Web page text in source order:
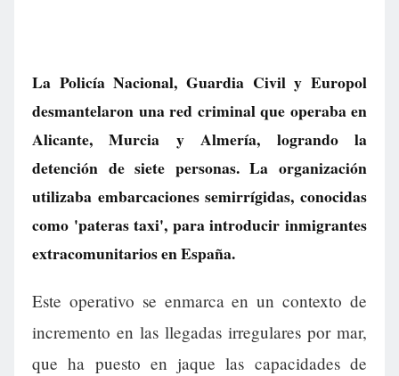
La Policía Nacional, Guardia Civil y Europol
desmantelaron una red criminal que operaba en
Alicante, Murcia y Almería, logrando la
detención de siete personas. La organización
utilizaba embarcaciones semirrígidas, conocidas
como 'pateras taxi', para introducir inmigrantes
extracomunitarios en España.
Este operativo se enmarca en un contexto de
incremento en las llegadas irregulares por mar,
que ha puesto en jaque las capacidades de